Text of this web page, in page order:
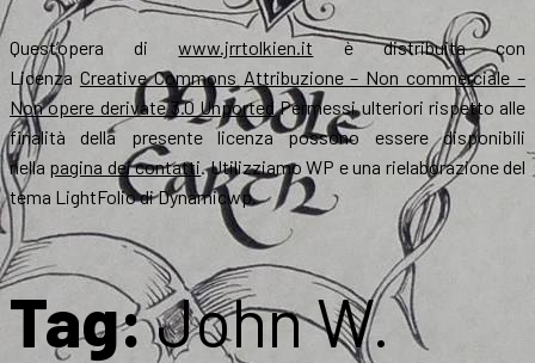
Quest’opera diwww.jrrtolkien.it è distribuita con
Licenza Creative Commons Attribuzione – Non commerciale –
Non opere derivate 3.0 UnportedPermessi ulteriori rispetto alle
finalità della presente licenza possono essere disponibili
nella pagina dei contatti. Utilizziamo WP e una rielaborazione del
tema LightFolio di Dynamicwp.
Tag:John W.